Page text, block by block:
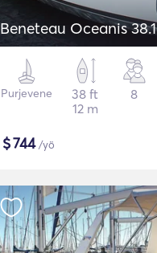
Beneteau Oceanis 38.1
Purjevene
38 ft
12 m
8
$744/yö